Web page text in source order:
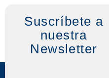
Suscríbete a
nuestra
Newsletter